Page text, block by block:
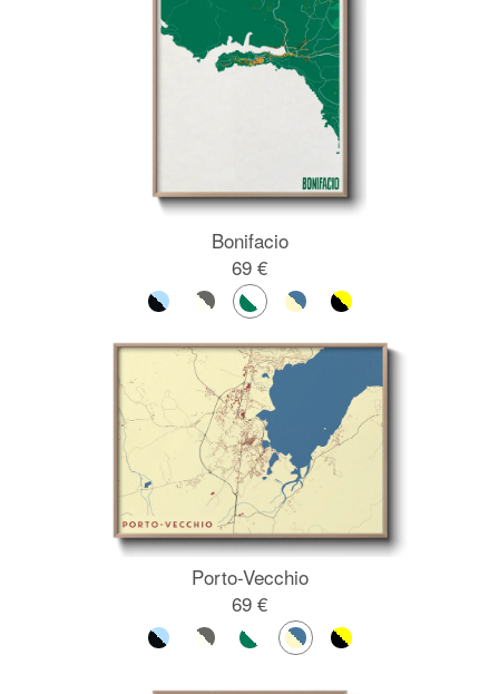
Bonifacio
69 €
Porto-Vecchio
69 €